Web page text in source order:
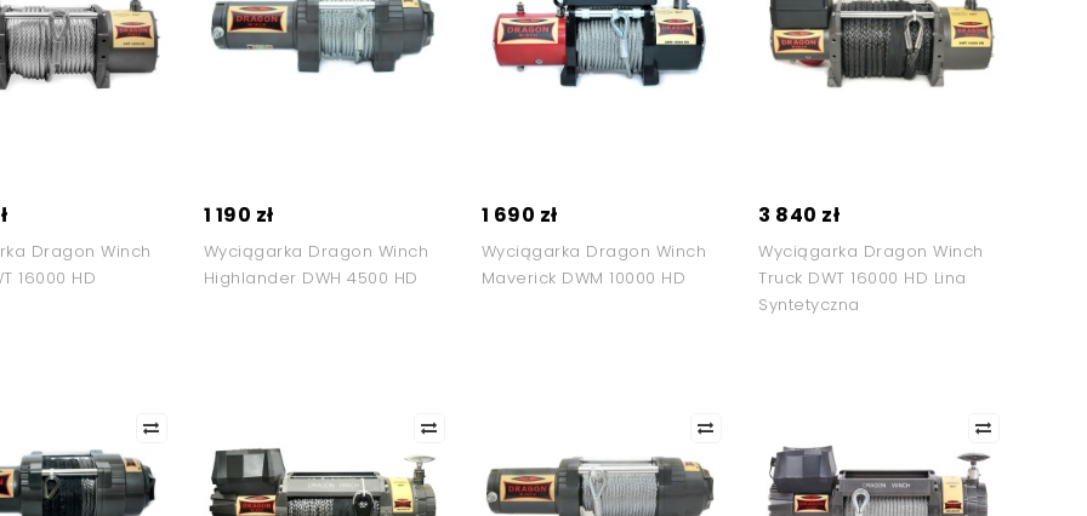
Dragon Winch
16000 HD
1 190 zł
Wyciągarka Dragon Winch
Highlander DWH 4500 HD
1 690 zł
Wyciągarka Dragon Winch
Maverick DWM 10000 HD
3 840 zł
Wyciągarka Dragon Winch
Truck DWT 16000 HD Lina
Syntetyczna